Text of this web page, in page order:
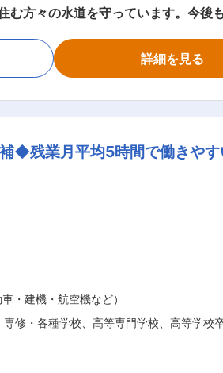
方々の水道を守っています。今後
合わせ ・官公庁関係の工事の入札
トし。ひとつひとつ業務を覚えて
日18:30頃には帰宅しています。
曜・祝日は必ず休みです。会社カレ
いま
詳細を見る
補◆残業月平均5時間で働きや
・建機・航空機など）
修・各種学校、高等専門学校、高等学校